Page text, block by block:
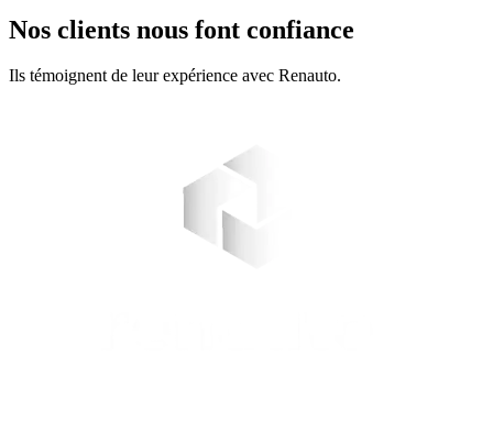
Nos clients nous font confiance
Ils témoignent de leur expérience avec Renauto.